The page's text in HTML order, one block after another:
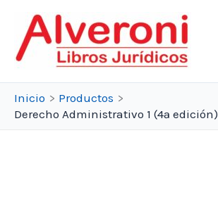
contenido
Inicio
Productos
Derecho Administrativo 1 (4ª edición)